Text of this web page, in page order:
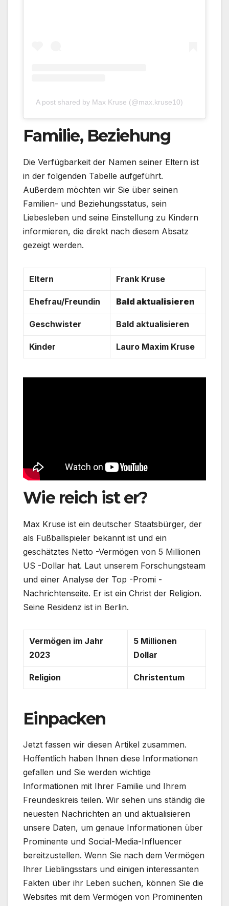
A post shared by Max Kruse (@max.kruse10)
Familie, Beziehung
Die Verfügbarkeit der Namen seiner Eltern ist
in der folgenden Tabelle aufgeführt.
Außerdem möchten wir Sie über seinen
Familien- und Beziehungsstatus, sein
Liebesleben und seine Einstellung zu Kindern
informieren, die direkt nach diesem Absatz
gezeigt werden.
Eltern Frank Kruse
Ehefrau/Freundin Bald aktualisieren
Geschwister Bald aktualisieren
Kinder Lauro Maxim Kruse
Wie reich ist er?
Max Kruse ist ein deutscher Staatsbürger, der
als Fußballspieler bekannt ist und ein
geschätztes Netto -Vermögen von 5 Millionen
US -Dollar hat. Laut unserem Forschungsteam
und einer Analyse der Top -Promi -
Nachrichtenseite. Er ist ein Christ der Religion.
Seine Residenz ist in Berlin.
Vermögen im Jahr
2023
5 Millionen
Dollar
Religion Christentum
Einpacken
Jetzt fassen wir diesen Artikel zusammen.
Hoffentlich haben Ihnen diese Informationen
gefallen und Sie werden wichtige
Informationen mit Ihrer Familie und Ihrem
Freundeskreis teilen. Wir sehen uns ständig die
neuesten Nachrichten an und aktualisieren
unsere Daten, um genaue Informationen über
Prominente und Social-Media-Influencer
bereitzustellen. Wenn Sie nach dem Vermögen
Ihrer Lieblingsstars und einigen interessanten
Fakten über ihr Leben suchen, können Sie die
Websites mit dem Vermögen von Prominenten